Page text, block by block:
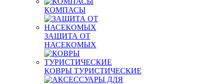
КОМПАСЫ
ЗАЩИТА ОТ
НАСЕКОМЫХ
КОВРЫ ТУРИСТИЧЕСКИЕ